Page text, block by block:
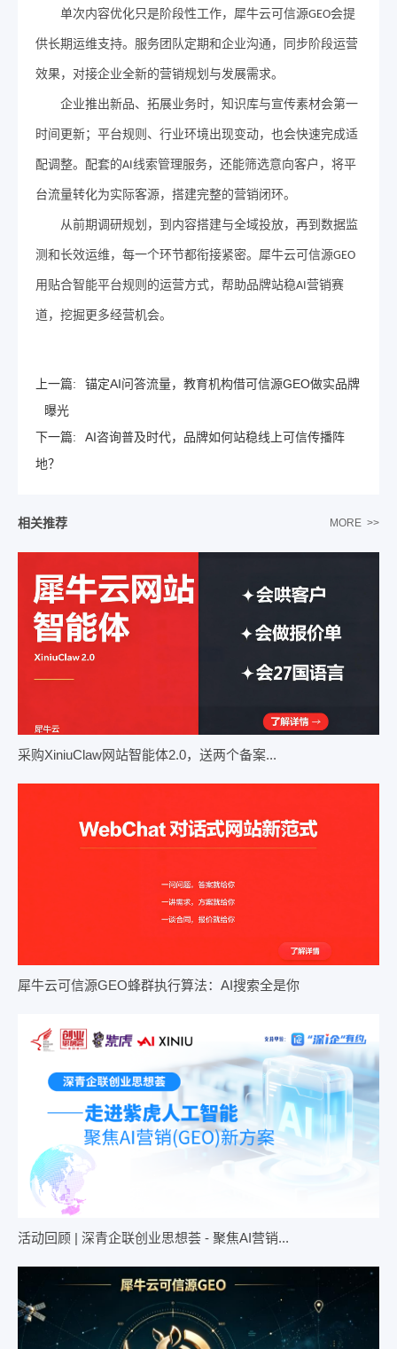
单次内容优化只是阶段性工作， 犀牛云可信源GEO会提
供长期运维支持。服务团队定期和企业沟通，同步阶段运营
效果，对接企业全新的营销规划与发展需求。
企业推出新品、拓展业务时，知识库与宣传素材会第一
时间更新；平台规则、行业环境出现变动，也会快速完成适
配调整。配套的AI线索管理服务，还能筛选意向客户，将平
台流量转化为实际客源，搭建完整的营销闭环。
从前期调研规划，到内容搭建与全域投放，再到数据监
测和长效运维，每一个环节都衔接紧密。 犀牛云可信源GEO
用贴合智能平台规则的运营方式，帮助品牌站稳AI营销赛
道，挖掘更多经营机会。
上一篇:
锚定AI问答流量，教育机构借可信源GEO做实品牌
曝光
下一篇:
AI咨询普及时代，品牌如何站稳线上可信传播阵
地？
相关推荐 MORE >>
采购XiniuClaw网站智能体2.0，送两个备案...
犀牛云可信源GEO蜂群执行算法：AI搜索全是你
活动回顾 | 深青企联创业思想荟 - 聚焦AI营销...